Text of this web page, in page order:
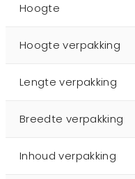
Hoogte
Hoogte verpakking
Lengte verpakking
Breedte verpakking
Inhoud verpakking